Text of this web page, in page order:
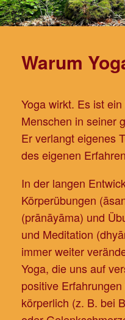
Warum
Yoga wirkt. Es ist
Menschen in seiner
Er verlangt eigenes
des eigenen
In der langen
Körperübungen
(prānāyāma) und
und Meditation
immer weiter
Yoga, die uns auf
positive
körperlich (z. B. bei